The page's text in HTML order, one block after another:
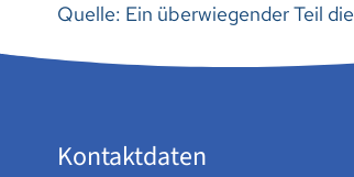
Quelle: Ein überwiegender Teil
Kontaktdaten